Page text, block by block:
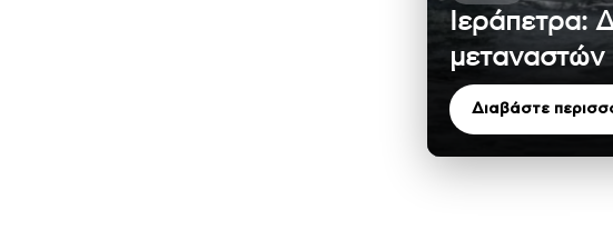
Ιεράπετρα:
μεταναστών
Διαβάστε